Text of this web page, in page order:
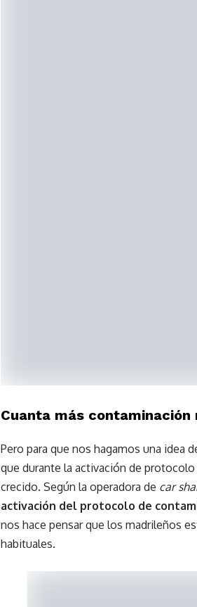
Cuanta más
Pero para que nos hagamos una idea
que durante la activación de
crecido. Según la operadora de car
activación del protocolo de
nos hace pensar que los madrileños
habituales.